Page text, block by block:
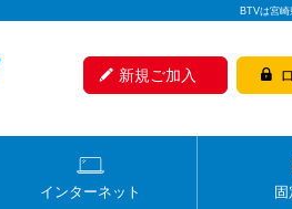
BTVは宮
新規ご加入
インターネット